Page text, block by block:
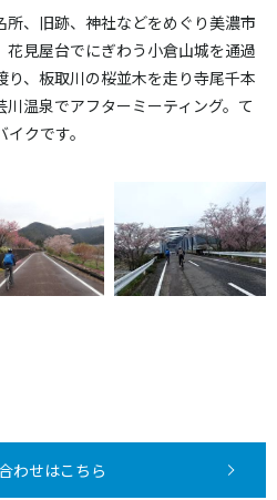
所、旧跡、神社などをめぐり美濃市
花見屋台でにぎわう小倉山城を通過
り、板取川の桜並木を走り寺尾千本
温泉でアフターミーティング。て
クです。
わせはこちら